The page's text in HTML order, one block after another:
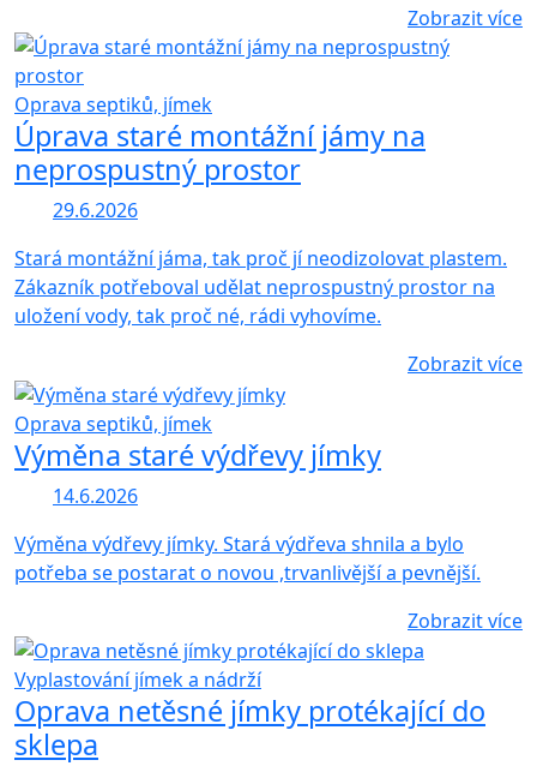
Zobrazit více
Oprava septiků, jímek
Úprava staré montážní jámy na
neprospustný prostor
29.6.2026
Stará montážní jáma, tak proč jí neodizolovat plastem.
Zákazník potřeboval udělat neprospustný prostor na
uložení vody, tak proč né, rádi vyhovíme.
Zobrazit více
Oprava septiků, jímek
Výměna staré výdřevy jímky
14.6.2026
Výměna výdřevy jímky. Stará výdřeva shnila a bylo
potřeba se postarat o novou ,trvanlivější a pevnější.
Zobrazit více
Vyplastování jímek a nádrží
Oprava netěsné jímky protékající do
sklepa